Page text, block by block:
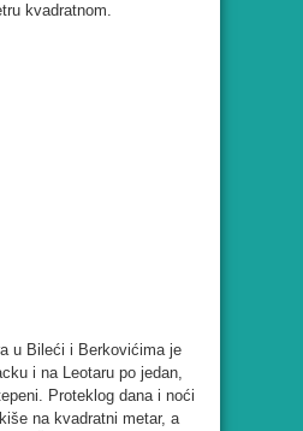
kvadratnom.
u Bileći i Berkovićima je
i na Leotaru po jedan,
Proteklog dana i noći
na kvadratni metar, a